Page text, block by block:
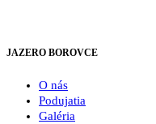
JAZERO BOROVCE
O nás
Podujatia
Galéria